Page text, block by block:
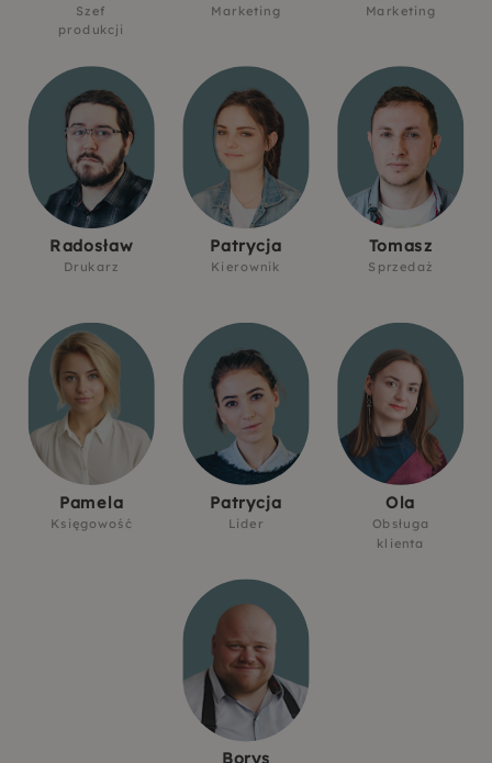
Szef
produkcji
Marketing Marketing
Radosław
Drukarz
Patrycja
Kierownik
Tomasz
Sprzedaż
Pamela
Księgowość
Patrycja
Lider
Ola
Obsługa
klienta
Borys